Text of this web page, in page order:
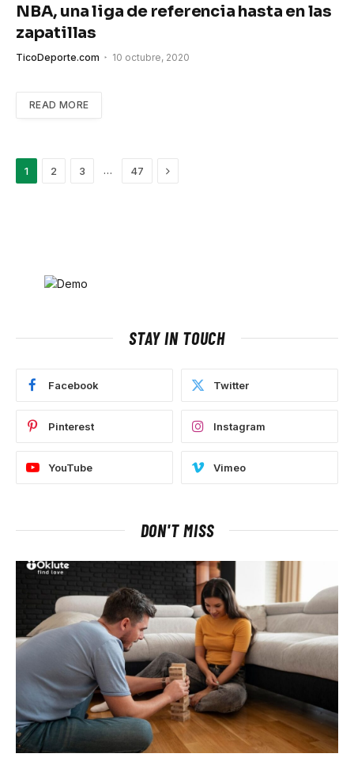
NBA, una liga de referencia hasta en las
zapatillas
TicoDeporte.com 10 octubre, 2020
READ MORE
1 2 3 … 47 Next
STAY IN TOUCH
Facebook Twitter
Pinterest Instagram
YouTube Vimeo
DON'T MISS